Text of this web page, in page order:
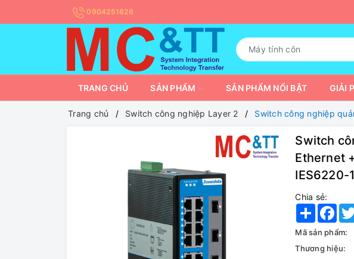
0904251826
TRANG CHỦ SẢN PHẨM SẢN PHẨM NỔI BẬT GIẢI
Trang chủ Switch công nghiệp Layer 2 Switch công nghiệp
Switch
Ethernet
IES6220-
Chia sẻ:
Share
Mã sản phẩm:
Thương hiệu: